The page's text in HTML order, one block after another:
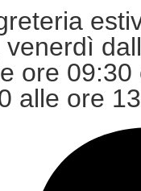
venerdì
ore 09:30
alle ore